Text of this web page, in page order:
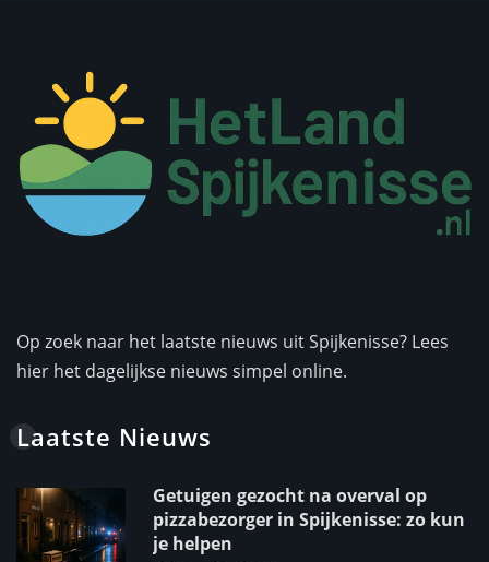
Op zoek naar het laatste nieuws uit Spijkenisse? Lees
hier het dagelijkse nieuws simpel online.
Laatste Nieuws
Getuigen gezocht na overval op
pizzabezorger in Spijkenisse: zo kun
je helpen